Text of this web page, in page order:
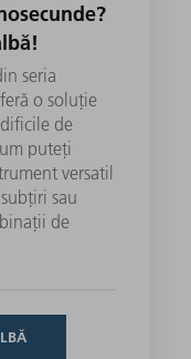
seria
o soluție
de
puteți
versatil
sau
de